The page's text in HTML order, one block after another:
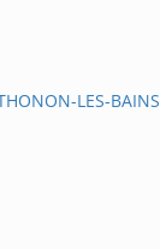
LES-BAINS